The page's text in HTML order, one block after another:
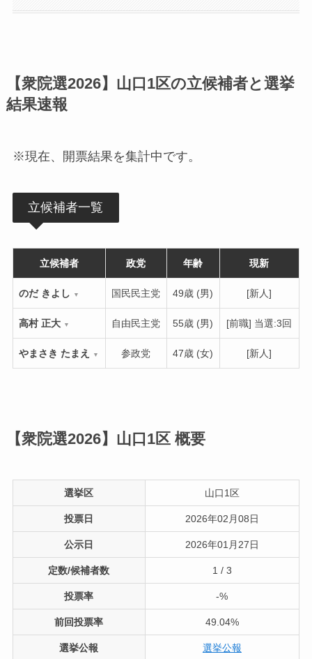
【衆院選2026】山口1区の立候補者と選挙
結果速報
※現在、開票結果を集計中です。
立候補者一覧
立候補者 政党 年齢 現新
のだ きよし ▼ 国民民主党 49歳 (男) [新人]
高村 正大 ▼ 自由民主党 55歳 (男) [前職] 当選:3回
やまさき たまえ ▼ 参政党 47歳 (女) [新人]
【衆院選2026】山口1区 概要
選挙区 山口1区
投票日 2026年02月08日
公示日 2026年01月27日
定数/候補者数 1 / 3
投票率 -%
前回投票率 49.04%
選挙公報 選挙公報